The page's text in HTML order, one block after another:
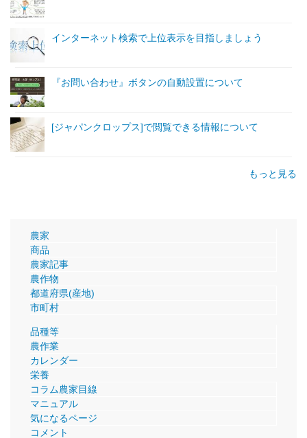
インターネット検索で上位表示を目指しましょう
『お問い合わせ』ボタンの自動設置について
[ジャパンクロップス]で閲覧できる情報について
もっと見る
農家
商品
農家記事
農作物
都道府県(産地)
市町村
品種等
農作業
カレンダー
栄養
コラム農家目線
マニュアル
気になるページ
コメント